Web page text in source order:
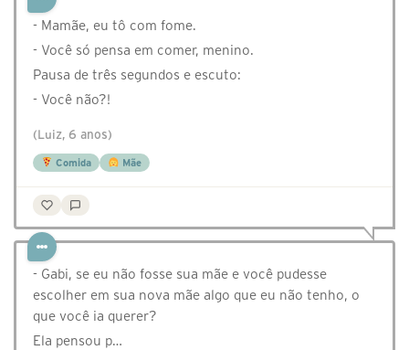
- Mamãe, eu tô com fome.
- Você só pensa em comer, menino.
Pausa de três segundos e escuto:
- Você não?!
(Luiz, 6 anos)
Comida Mãe
- Gabi, se eu não fosse sua mãe e você pudesse
escolher em sua nova mãe algo que eu não tenho, o
que você ia querer?
Ela pensou p…